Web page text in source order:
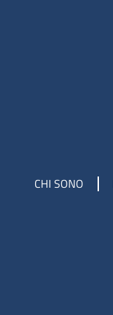
CHI SONO